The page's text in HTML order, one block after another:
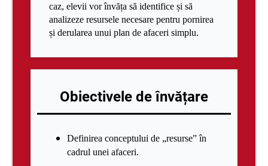
caz, elevii vor învăța să identifice și să
analizeze resursele necesare pentru pornirea
și derularea unui plan de afaceri simplu.
Obiectivele de învățare
Definirea conceptului de „resurse” în
cadrul unei afaceri.